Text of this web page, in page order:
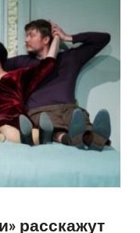
расскажут